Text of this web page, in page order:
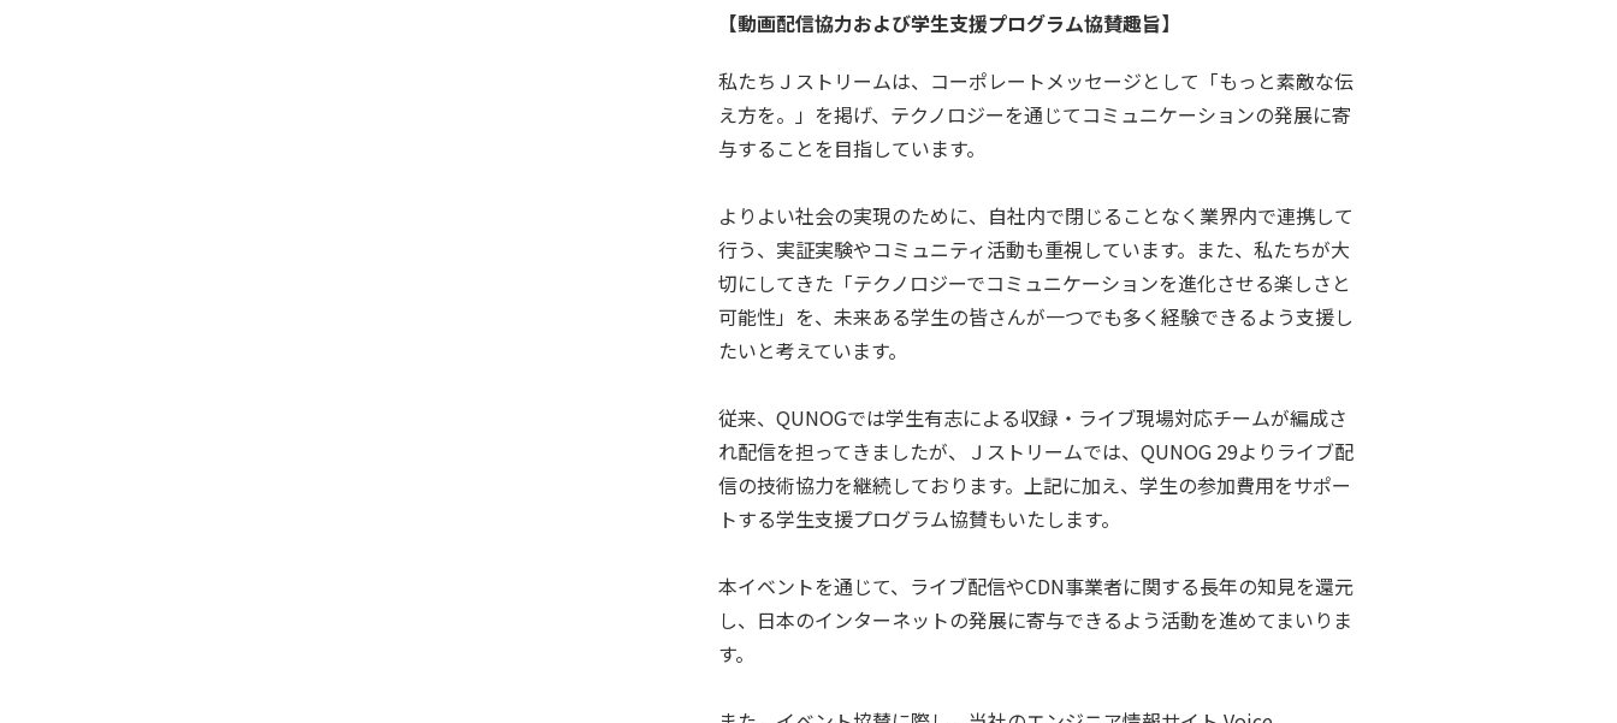
【動画配信協力および学生支援プログラム協賛趣旨】
私たちＪストリームは、コーポレートメッセージとして「もっと素敵な伝
え方を。」を掲げ、テクノロジーを通じてコミュニケーションの発展に寄
与することを目指しています。
よりよい社会の実現のために、自社内で閉じることなく業界内で連携して
行う、実証実験やコミュニティ活動も重視しています。また、私たちが大
切にしてきた「テクノロジーでコミュニケーションを進化させる楽しさと
可能性」を、未来ある学生の皆さんが一つでも多く経験できるよう支援し
たいと考えています。
従来、QUNOGでは学生有志による収録・ライブ現場対応チームが編成さ
れ配信を担ってきましたが、Ｊストリームでは、QUNOG 29よりライブ配
信の技術協力を継続しております。上記に加え、学生の参加費用をサポー
トする学生支援プログラム協賛もいたします。
本イベントを通じて、ライブ配信やCDN事業者に関する長年の知見を還元
し、日本のインターネットの発展に寄与できるよう活動を進めてまいりま
す。